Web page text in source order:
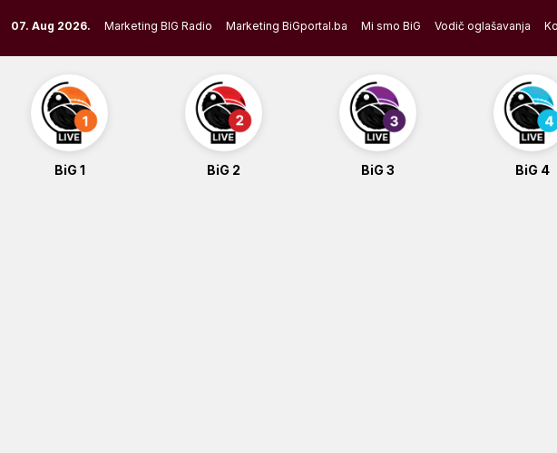
to
content
07. Aug 2026. Marketing BIG Radio Marketing BiGportal.ba Mi smo BiG Vodič oglašavanja
BiG 1 BiG 2 BiG 3 BiG 4